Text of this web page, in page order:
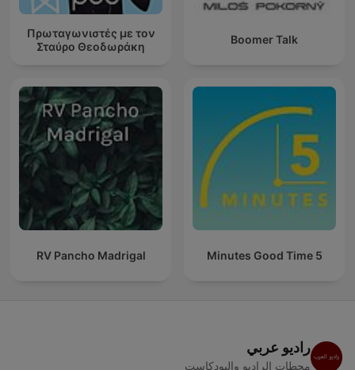
Boomer Talk
Πρωταγωνιστές με τον
Σταύρο Θεοδωράκη
5 Minutes Good Time
RV Pancho Madrigal
راديو عربي
محطات الراديو والبودكاست